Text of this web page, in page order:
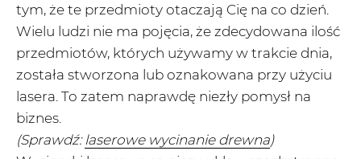
tym, że te przedmioty otaczają Cię na co dzień.
Wielu ludzi nie ma pojęcia, że zdecydowana ilość
przedmiotów, których używamy w trakcie dnia,
została stworzona lub oznakowana przy użyciu
lasera. To zatem naprawdę niezły pomysł na
biznes.
(Sprawdź: laserowe wycinanie drewna)